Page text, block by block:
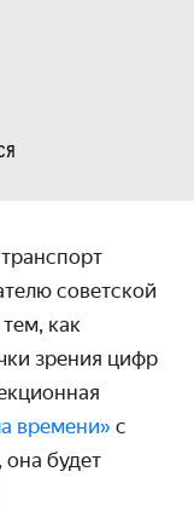
советской
как
зрения цифр
времени» с
будет